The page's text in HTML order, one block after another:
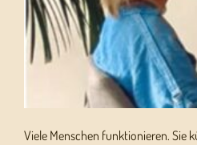
Viele Menschen funktionieren. Sie